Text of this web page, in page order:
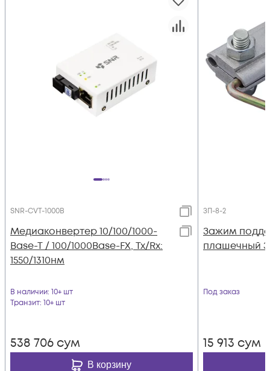
SNR-CVT-1000B
Медиаконвертер 10/100/1000-
Base-T / 100/1000Base-FX, Tx/Rx:
1550/1310нм
В наличии: 10+ шт
Транзит: 10+ шт
538 706 сум
В корзину
ЗП-8-2
Зажим
плашечный
Под заказ
15 913 сум